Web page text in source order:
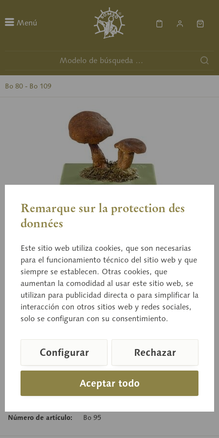
Menú
Bo 80 - Bo 109
Boleto cavado
Boletus cavipes (OPAT.) KALCHBR. Comestible.
Tiempo de entrega a petición
Cesta de consulta
Recordar Recomendar
Número de artículo: Bo 95
Remarque sur la protection des
données
Este sitio web utiliza cookies, que son necesarias
para el funcionamiento técnico del sitio web y que
siempre se establecen. Otras cookies, que
aumentan la comodidad al usar este sitio web, se
utilizan para publicidad directa o para simplificar la
interacción con otros sitios web y redes sociales,
solo se configuran con su consentimiento.
Aceptar todo
Configurar Rechazar